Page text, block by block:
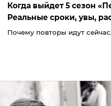
Когда выйдет 5 сезон
Реальные сроки, увы,
Почему повторы идут